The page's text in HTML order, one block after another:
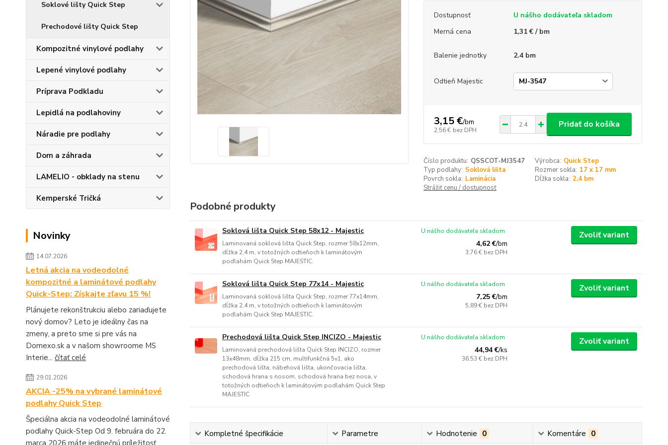
Soklové lišty Quick Step
Prechodové lišty Quick Step
Kompozitné vinylové podlahy
Lepené vinylové podlahy
Príprava Podkladu
Lepidlá na podlahoviny
Náradie pre podlahy
Dom a záhrada
LAMELIO - obklady na stenu
Kemperské Tričká
Novinky
14.07.2026
Letná akcia na vodeodolné
kompozitné a laminátové podlahy
Quick-Step: Získajte zľavu 15 %!
Plánujete rekonštrukciu alebo zariaďujete
nový domov? Leto je ideálny čas na
zmeny, a preto sme si pre vás na
Domexo.sk a v našom showroome MS
Interie... čítať celé
29.01.2026
AKCIA -25% na vybrané laminátové
podlahy Quick Step
Špeciálna akcia na vodeodolné laminátové
podlahy Quick-Step Od 9. februára do 22.
marca 2026 máte jedinečnú príležitosť
Dostupnosť
U nášho dodávateľa skladom
Merná cena
1,31 € / bm
Balenie jednotky 2.4 bm
Odtieň Majestic
3,15 €/bm
2,56 € bez DPH
Pridať do košíka
Číslo produktu: QSSCOT-MJ3547 Výrobca: Quick Step
Typ podlahy: Soklová lišta Rozmer sokla: 17 x 17 mm
Povrch sokla: Laminácia Dĺžka sokla: 2,4 bm
Strážiť cenu / dostupnosť
Podobné produkty
Soklová lišta Quick Step 58x12 - Majestic
Laminovaná soklová lišta Quick Step, rozmer 58x12mm,
dĺžka 2,4 m, v totožných odtieňoch k laminátovým
podlahám Quick Step MAJESTIC.
4,62 €/bm
3,76 € bez DPH
U nášho dodávateľa skladom Zvoliť variant
Soklová lišta Quick Step 77x14 - Majestic
Laminovaná soklová lišta Quick Step, rozmer 77x14mm,
dĺžka 2,4 m, v totožných odtieňoch k laminátovým
podlahám Quick Step MAJESTIC.
7,25 €/bm
5,89 € bez DPH
U nášho dodávateľa skladom Zvoliť variant
Prechodová lišta Quick Step INCIZO - Majestic
Laminovaná prechodová lišta Quick Step INCIZO, rozmer
13x48mm, dĺžka 215 cm, multifunkčná 5v1, ako
prechodová lišta, nábehová lišta, ukončovacia lišta,
schodová hrana s nosom, schodová hrana bez nosa, v
totožných odtieňoch k laminátovým podlahám Quick Step
MAJESTIC
44,94 €/ks
36,53 € bez DPH
U nášho dodávateľa skladom Zvoliť variant
Kompletné špecifikácie Parametre Hodnotenie 0 Komentáre 0